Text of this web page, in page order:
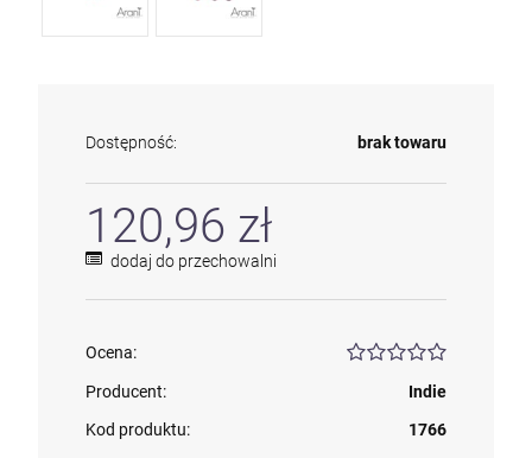
Dostępność: brak towaru
120,96 zł
dodaj do przechowalni
Ocena:
Producent:
Indie
Kod produktu:
1766